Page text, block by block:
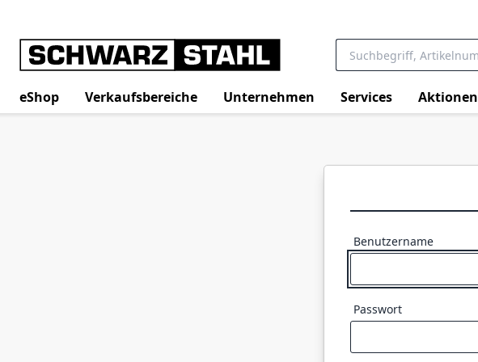
eShop Verkaufsbereiche Unternehmen Services Aktionen
Benutzername
Passwort